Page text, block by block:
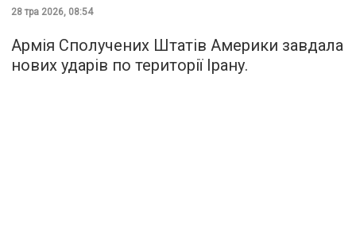
28 тра 2026, 08:54
Армія Сполучених Штатів Америки завдала
нових ударів по території Ірану.